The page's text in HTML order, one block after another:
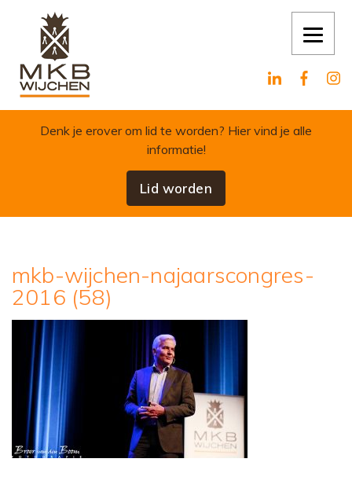
Skip to content
Denk je erover om lid te worden? Hier vind je alle
informatie!
Lid worden
mkb-wijchen-najaarscongres-
2016 (58)